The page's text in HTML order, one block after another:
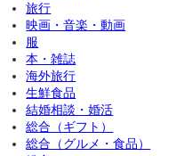
旅行
映画・音楽・動画
服
本・雑誌
海外旅行
生鮮食品
結婚相談・婚活
総合（ギフト）
総合（グルメ・食品）